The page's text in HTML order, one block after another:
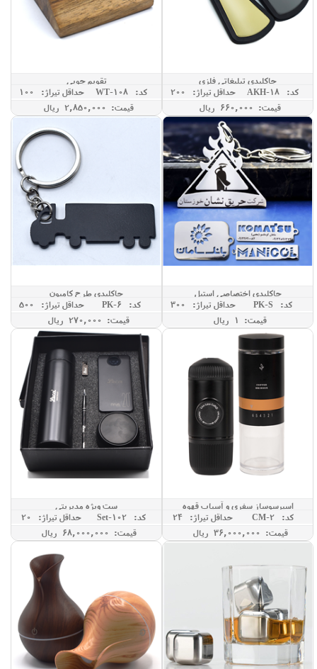
جاکلیدی تبلیغاتی فلزی
کد: AKH-18
حداقل تيراژ: 200
قیمت: 660,000 ريال
تقویم چوبی
کد: WT-108
حداقل تيراژ: 100
قیمت: 2,850,000 ريال
جاکلیدی اختصاصی استیل
کد: PK-S
حداقل تيراژ: 300
قیمت: 1 ريال
جاکلیدی طرح کامیون
کد: PK-6
حداقل تيراژ: 500
قیمت: 270,000 ريال
اسپرسوساز سفری و آسیاب قهوه
کد: CM-2
حداقل تيراژ: 24
قیمت: 36,000,000 ريال
ست ویژه مدیریتی
کد: Set-102
حداقل تيراژ: 20
قیمت: 68,000,000 ريال